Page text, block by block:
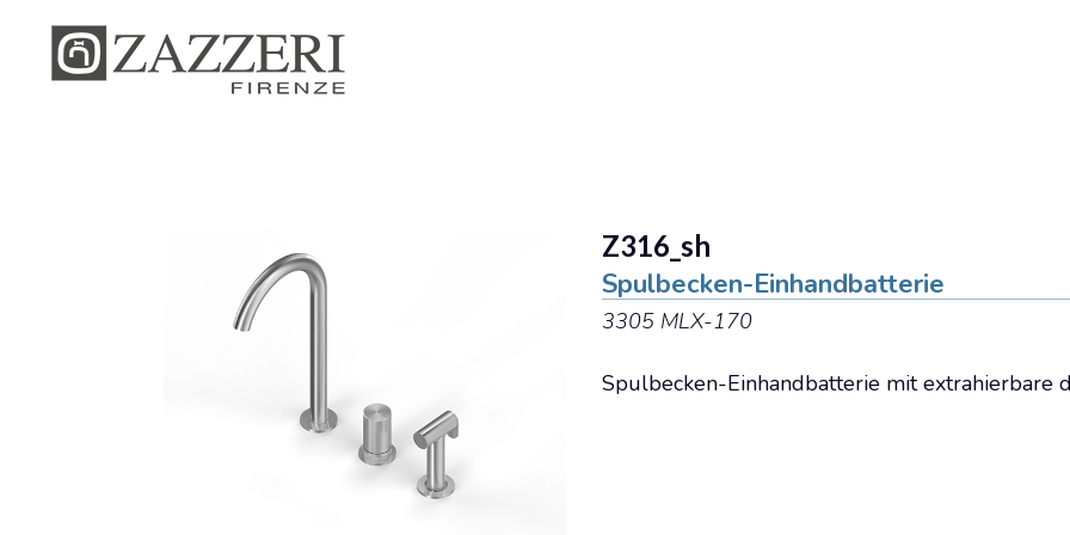
Z316_sh
Spulbecken-Einhandbatterie
3305 MLX-170
Spulbecken-Einhandbatterie mit extrahierbare